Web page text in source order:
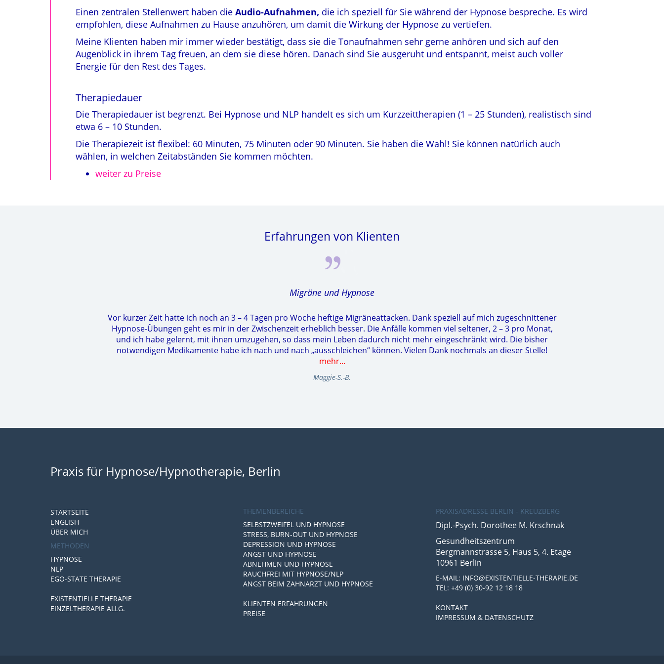
Einen zentralen Stellenwert haben die Audio-Aufnahmen, die ich speziell für Sie während der Hypnose bespreche. Es wird
empfohlen, diese Aufnahmen zu Hause anzuhören, um damit die Wirkung der Hypnose zu vertiefen.
Meine Klienten haben mir immer wieder bestätigt, dass sie die Tonaufnahmen sehr gerne anhören und sich auf den
Augenblick in ihrem Tag freuen, an dem sie diese hören. Danach sind Sie ausgeruht und entspannt, meist auch voller
Energie für den Rest des Tages.
Therapiedauer
Die Therapiedauer ist begrenzt. Bei Hypnose und NLP handelt es sich um Kurzzeittherapien (1 – 25 Stunden), realistisch sind
etwa 6 – 10 Stunden.
Die Therapiezeit ist flexibel: 60 Minuten, 75 Minuten oder 90 Minuten. Sie haben die Wahl! Sie können natürlich auch
wählen, in welchen Zeitabständen Sie kommen möchten.
weiter zu Preise
Erfahrungen von Klienten
Migräne und Hypnose
Vor kurzer Zeit hatte ich noch an 3 – 4 Tagen pro Woche heftige Migräneattacken. Dank speziell auf mich zugeschnittener
Hypnose-Übungen geht es mir in der Zwischenzeit erheblich besser. Die Anfälle kommen viel seltener, 2 – 3 pro Monat,
und ich habe gelernt, mit ihnen umzugehen, so dass mein Leben dadurch nicht mehr eingeschränkt wird. Die bisher
notwendigen Medikamente habe ich nach und nach „ausschleichen“ können. Vielen Dank nochmals an dieser Stelle!
mehr...
Maggie-S.-B.
Praxis für Hypnose/Hypnotherapie, Berlin
STARTSEITE
ENGLISH
ÜBER MICH
METHODEN
HYPNOSE
NLP
EGO-STATE THERAPIE
EXISTENTIELLE THERAPIE
EINZELTHERAPIE ALLG.
THEMENBEREICHE
SELBSTZWEIFEL UND HYPNOSE
STRESS, BURN-OUT UND HYPNOSE
DEPRESSION UND HYPNOSE
ANGST UND HYPNOSE
ABNEHMEN UND HYPNOSE
RAUCHFREI MIT HYPNOSE/NLP
ANGST BEIM ZAHNARZT UND HYPNOSE
KLIENTEN ERFAHRUNGEN
PREISE
PRAXISADRESSE BERLIN - KREUZBERG
Dipl.-Psych. Dorothee M. Krschnak
Gesundheitszentrum
Bergmannstrasse 5, Haus 5, 4. Etage
10961 Berlin
E-MAIL: INFO@EXISTENTIELLE-THERAPIE.DE
TEL: +49 (0) 30-92 12 18 18
KONTAKT
IMPRESSUM & DATENSCHUTZ